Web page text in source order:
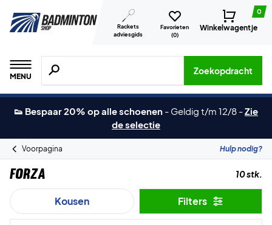
Rackets
adviesgids
Favorieten
(0)
0
Winkelwagentje
MENU
Zoeken naar producten, merken etc.
Zoekopdracht
👟 Bespaar 20% op alle schoenen - Geldig t/m 12/8 -Zie
de selectie
Voorpagina Hulp nodig?
Forza 10 stk.
Kousen Filters